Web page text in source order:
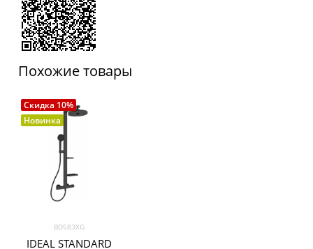
Похожие товары
Скидка 10%
Новинка
BD583XG
IDEAL STANDARD